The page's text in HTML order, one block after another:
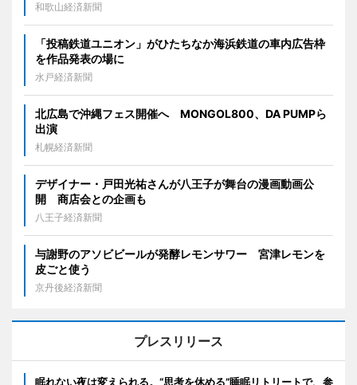
和歌山経済新聞
「投稿鉄道ユニオン」がひたちなか海浜鉄道の車内広告枠
を作品発表の場に
水戸経済新聞
北広島で沖縄フェス開催へ MONGOL800、DA PUMPら
出演
札幌経済新聞
デザイナー・戸田光祐さんが八王子が舞台の漫画動画公
開 商店会との企画も
八王子経済新聞
与謝野のアソビビールが発酵レモンサワー 宮津レモンを
皮ごと使う
京丹後経済新聞
プレスリリース
眠れない夜は変えられる。“思考を休める”睡眠リトリートで、参